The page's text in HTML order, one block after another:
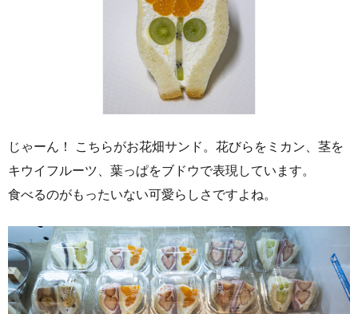
じゃーん！ こちらがお花畑サンド。花びらをミカン、茎を
キウイフルーツ、葉っぱをブドウで表現しています。
食べるのがもったいない可愛らしさですよね。